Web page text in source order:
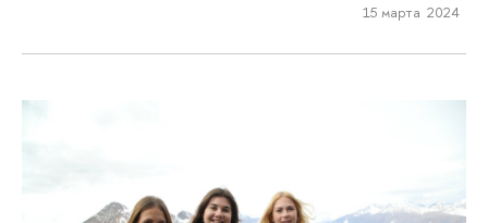
15 марта 2024